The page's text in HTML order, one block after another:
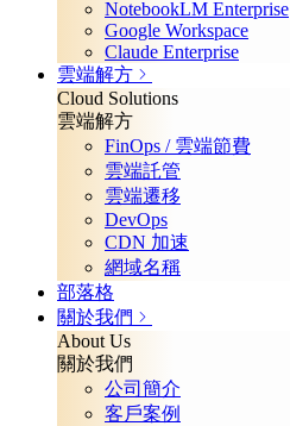
NotebookLM Enterprise
Google Workspace
Claude Enterprise
雲端解方
Cloud Solutions
雲端解方
FinOps / 雲端節費
雲端託管
雲端遷移
DevOps
CDN 加速
網域名稱
部落格
關於我們
About Us
關於我們
公司簡介
客戶案例